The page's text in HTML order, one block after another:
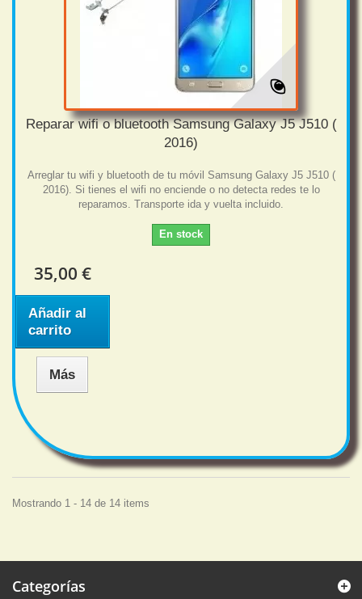
Reparar wifi o bluetooth Samsung Galaxy J5 J510 (
2016)
Arreglar tu wifi y bluetooth de tu móvil Samsung Galaxy J5 J510 (
2016). Si tienes el wifi no enciende o no detecta redes te lo
reparamos. Transporte ida y vuelta incluido.
En stock
35,00 €
Añadir al
carrito
Más
Mostrando 1 - 14 de 14 items
Categorías